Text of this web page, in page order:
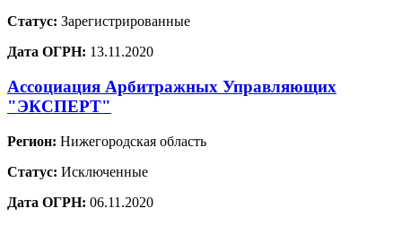
Статус: Зарегистрированные
Дата ОГРН: 13.11.2020
Ассоциация Арбитражных Управляющих
"ЭКСПЕРТ"
Регион: Нижегородская область
Статус: Исключенные
Дата ОГРН: 06.11.2020